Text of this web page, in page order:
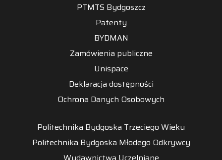
PTMTS Bydgoszcz
Patenty
BYDMAN
Zamówienia publiczne
Unispace
Deklaracja dostępności
Ochrona Danych Osobowych
Politechnika Bydgoska Trzeciego Wieku
Politechnika Bydgoska Młodego Odkrywcy